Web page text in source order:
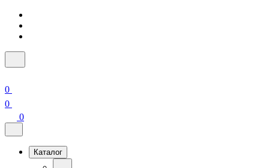
0
0
0
Каталог